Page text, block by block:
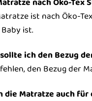
ist nach Öko-
ist.
ich den Bezug
den Bezug der
die Matratze auch